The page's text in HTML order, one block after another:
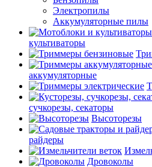
Электропилы
Аккумуляторные пилы
культиваторы
аккумуляторные
сучкорезы, секаторы
Высоторезы
райдеры
Дровоколы